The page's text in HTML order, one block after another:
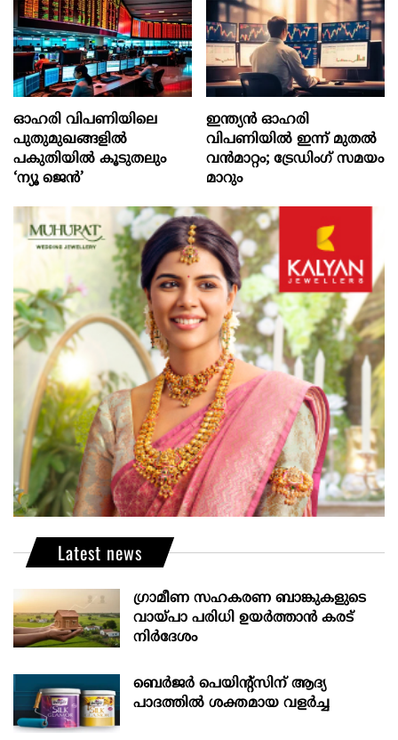
ഓഹരി വിപണിയിലെ
പുതുമുഖങ്ങളിൽ
പകുതിയിൽ കൂടുതലും
‘ന്യൂ ജെൻ’
ഇന്ത്യൻ ഓഹരി
വിപണിയിൽ ഇന്ന് മുതൽ
വൻമാറ്റം; ട്രേഡിംഗ് സമയം
മാറും
Latest news
ഗ്രാമീണ സഹകരണ ബാങ്കുകളുടെ
വായ്പാ പരിധി ഉയർത്താൻ കരട്
നിർദേശം
ബെർജർ പെയിന്റ്സിന് ആദ്യ
പാദത്തിൽ ശക്തമായ വളർച്ച